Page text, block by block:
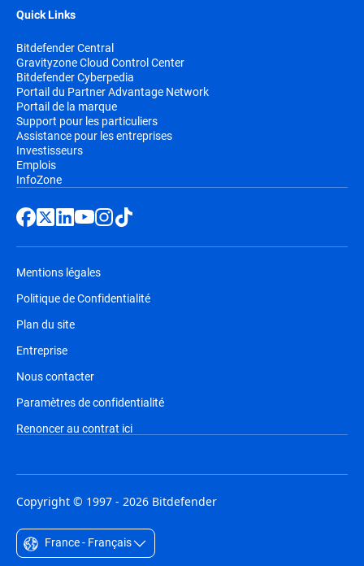
Quick Links
Bitdefender Central
Gravityzone Cloud Control Center
Bitdefender Cyberpedia
Portail du Partner Advantage Network
Portail de la marque
Support pour les particuliers
Assistance pour les entreprises
Investisseurs
Emplois
InfoZone
Mentions légales
Politique de Confidentialité
Plan du site
Entreprise
Nous contacter
Paramètres de confidentialité
Renoncer au contrat ici
Copyright © 1997 - 2026 Bitdefender
France - Français